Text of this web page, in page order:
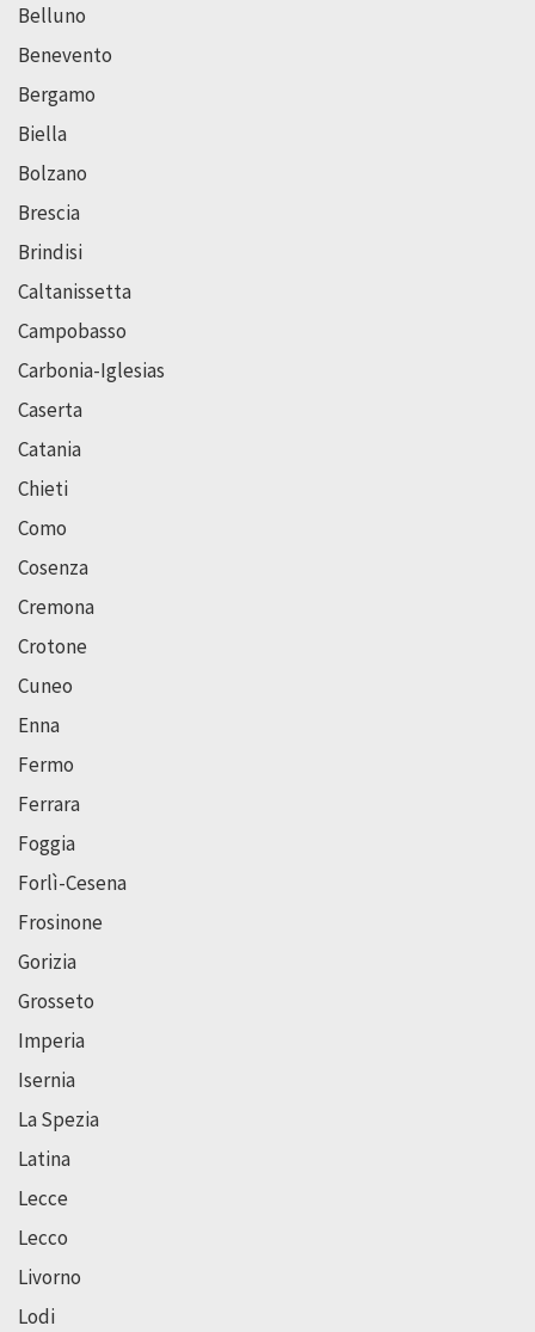
Belluno
Benevento
Bergamo
Biella
Bolzano
Brescia
Brindisi
Caltanissetta
Campobasso
Carbonia-Iglesias
Caserta
Catania
Chieti
Como
Cosenza
Cremona
Crotone
Cuneo
Enna
Fermo
Ferrara
Foggia
Forlì-Cesena
Frosinone
Gorizia
Grosseto
Imperia
Isernia
La Spezia
Latina
Lecce
Lecco
Livorno
Lodi